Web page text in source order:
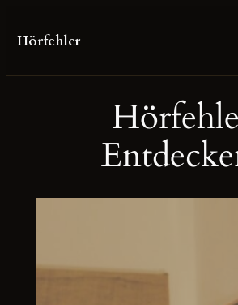
Inhalt
Hörfehler